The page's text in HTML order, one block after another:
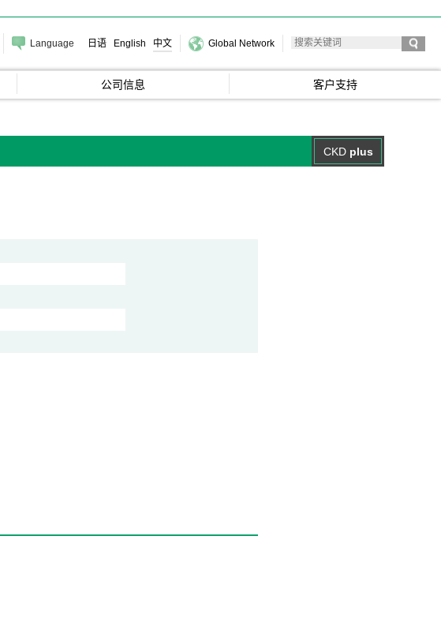
Language 日语 English 中文 Global Network
公司信息 客户支持
CKD plus